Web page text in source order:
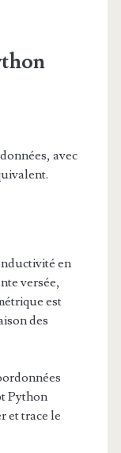
avec
en
versée,
est
des
Python
et trace le